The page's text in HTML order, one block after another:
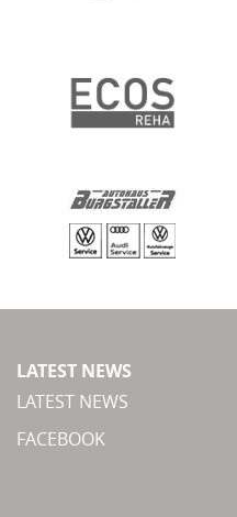
LATEST NEWS
LATEST NEWS
FACEBOOK